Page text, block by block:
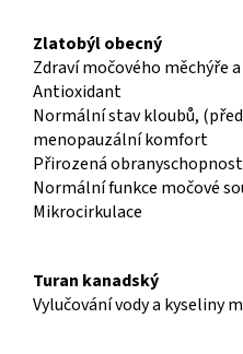
Zlatobýl obecný
Zdraví močového měchýře
Antioxidant
Normální stav kloubů,
menopauzální komfort
Přirozená
Normální funkce močové
Mikrocirkulace
Turan kanadský
Vylučování vody a kyseliny